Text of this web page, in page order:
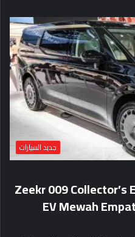
جديد السيارات
Zeekr 009
EV Mewah